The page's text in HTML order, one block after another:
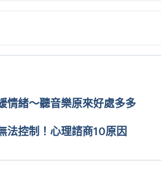
psychology tell us about the
media/
PsyR/Psychology-e-
news/2019-11-psychology-
a comment special（Psychologist
volume-
）https://
06/11
鄭光廷
稿： 賴建翰醫師
凱安 Kyle Chang 更新
情緒～聽音樂原來好處多多
法控制！心理諮商10原因